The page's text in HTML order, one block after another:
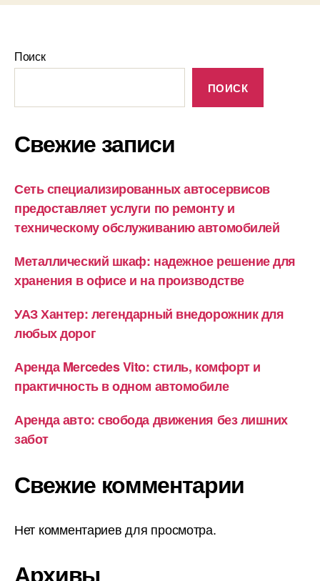
Поиск
ПОИСК
Свежие записи
Сеть специализированных автосервисов
предоставляет услуги по ремонту и
техническому обслуживанию автомобилей
Металлический шкаф: надежное решение для
хранения в офисе и на производстве
УАЗ Хантер: легендарный внедорожник для
любых дорог
Аренда Mercedes Vito: стиль, комфорт и
практичность в одном автомобиле
Аренда авто: свобода движения без лишних
забот
Свежие комментарии
Нет комментариев для просмотра.
Архивы